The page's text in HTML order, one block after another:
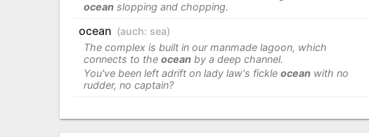
oceanslopping and chopping.
ocean (auch: sea)
The complex is built in our manmade lagoon, which
connects to the oceanby a deep channel.
You've been left adrift on lady law's fickle oceanwith no
rudder, no captain?